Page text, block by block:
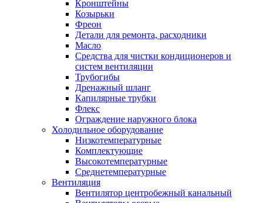
Кронштейны
Козырьки
Фреон
Детали для ремонта, расходники
Масло
Средства для чистки кондиционеров и
систем вентиляции
Трубогибы
Дренажный шланг
Капилярные трубки
Флекс
Ограждение наружного блока
Холодильное оборудование
Низкотемпературные
Комплектующие
Высокотемпературные
Среднетемпературные
Вентиляция
Вентилятор центробежный канальный